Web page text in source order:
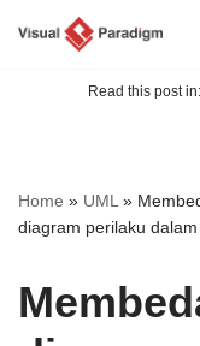
Read this post in:
Home » UML»
diagram perilaku